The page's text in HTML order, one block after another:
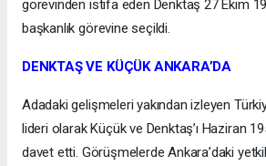
görevinden istifa eden Denktaş 27 Ekim
başkanlık görevine seçildi.
DENKTAŞ VE KÜÇÜK ANKARA’DA
Adadaki gelişmeleri yakından izleyen
lideri olarak Küçük ve Denktaş’ı Haziran
davet etti. Görüşmelerde Ankara’daki